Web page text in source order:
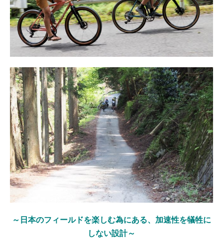
～日本のフィールドを楽しむ為にある、加速性を犠牲に
しない設計～